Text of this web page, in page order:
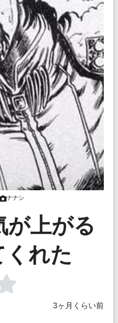
ナナシ
が上がる
れた
3ヶ月くらい前